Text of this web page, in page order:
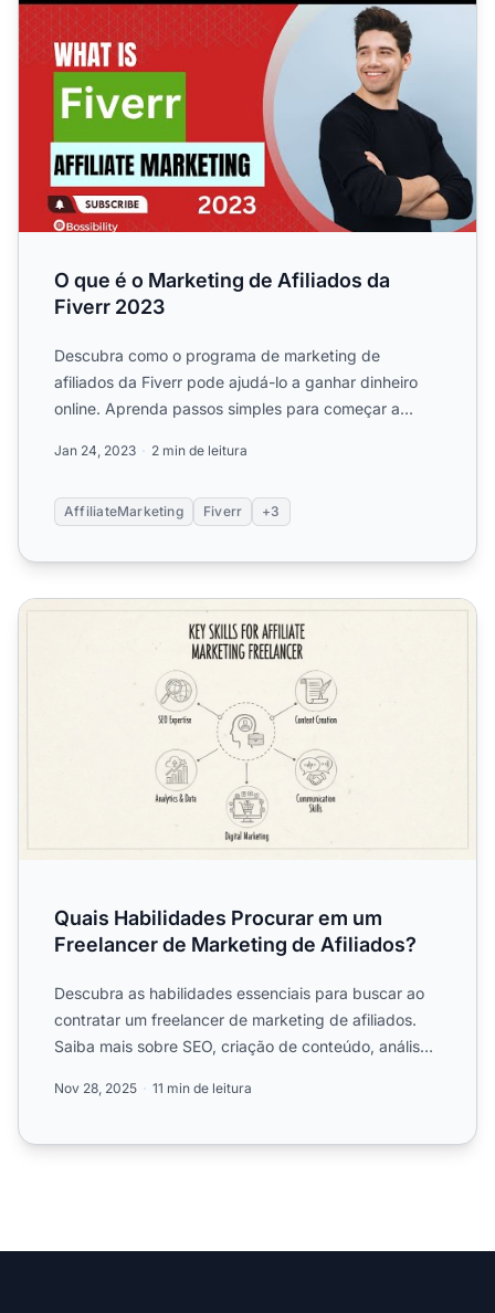
O que é o Marketing de Afiliados da
Fiverr 2023
Descubra como o programa de marketing de
afiliados da Fiverr pode ajudá-lo a ganhar dinheiro
online. Aprenda passos simples para começar a
Jan 24, 2023 2 min de leitura
AffiliateMarketing Fiverr +3
Quais Habilidades Procurar em um Freelancer de
Quais Habilidades Procurar em um
Freelancer de Marketing de Afiliados?
Descubra as habilidades essenciais para buscar ao
contratar um freelancer de marketing de afiliados.
Saiba mais sobre SEO, criação de conteúdo, análise
Nov 28, 2025 11 min de leitura